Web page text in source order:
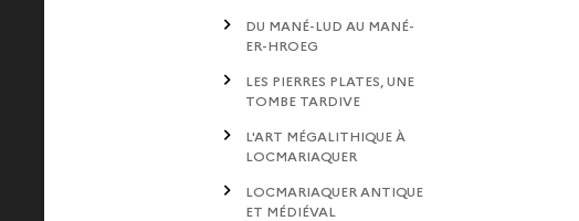
DU MANÉ-LUD AU MANÉ-
ER-HROEG
LES PIERRES PLATES, UNE
TOMBE TARDIVE
L'ART MÉGALITHIQUE À
LOCMARIAQUER
LOCMARIAQUER ANTIQUE
ET MÉDIÉVAL